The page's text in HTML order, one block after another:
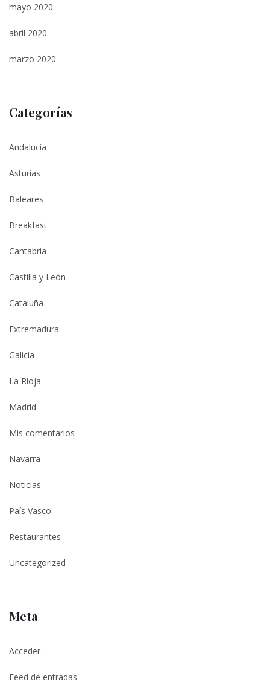
mayo 2020
abril 2020
marzo 2020
Categorías
Andalucía
Asturias
Baleares
Breakfast
Cantabria
Castilla y León
Cataluña
Extremadura
Galicia
La Rioja
Madrid
Mis comentarios
Navarra
Noticias
País Vasco
Restaurantes
Uncategorized
Meta
Acceder
Feed de entradas